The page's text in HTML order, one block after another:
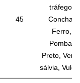
45
tráfego,
Concha,
Ferro,
Pomba,
Preto,
sálvia,